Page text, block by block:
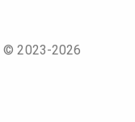
© 2023-2026